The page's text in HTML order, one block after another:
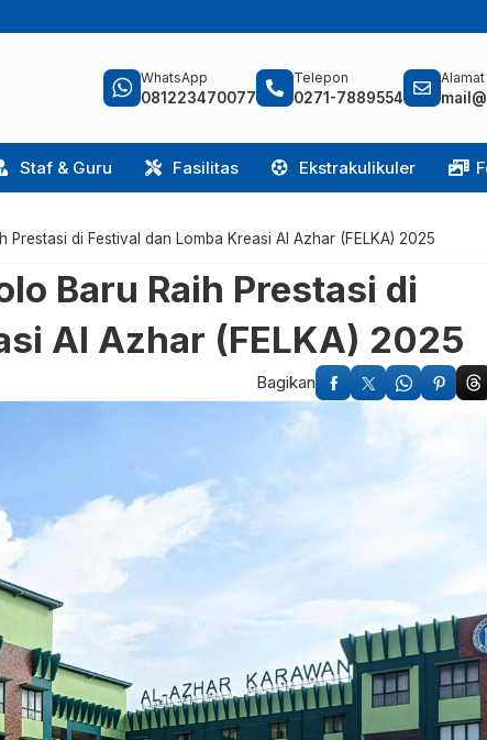
WhatsApp
081223470077
Telepon
0271-7889554
Alamat
Staf & Guru Fasilitas Ekstrakulikuler
Prestasi di Festival dan Lomba Kreasi Al Azhar (FELKA) 2025
Baru Raih Prestasi di
Al Azhar (FELKA) 2025
Bagikan